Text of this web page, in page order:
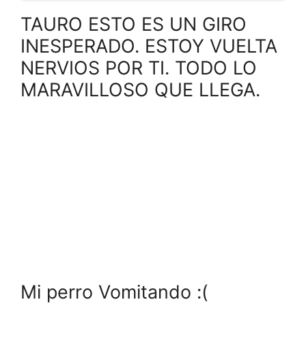
TAURO ESTO ES UN GIRO
INESPERADO. ESTOY VUELTA
NERVIOS POR TI. TODO LO
MARAVILLOSO QUE LLEGA.
Mi perro Vomitando :(